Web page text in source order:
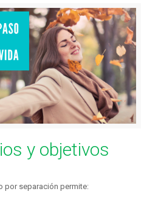
y objetivos
por separación permite: